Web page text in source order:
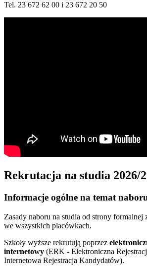
Tel. 23 672 62 00 i 23 672 20 50
Rekrutacja na studia 2026/
Informacje ogólne na temat
Zasady naboru na studia od strony formalnej
we wszystkich placówkach.
Szkoły wyższe rekrutują poprzez
internetowy (ERK - Elektroniczna
Internetowa Rejestracja Kandydatów).